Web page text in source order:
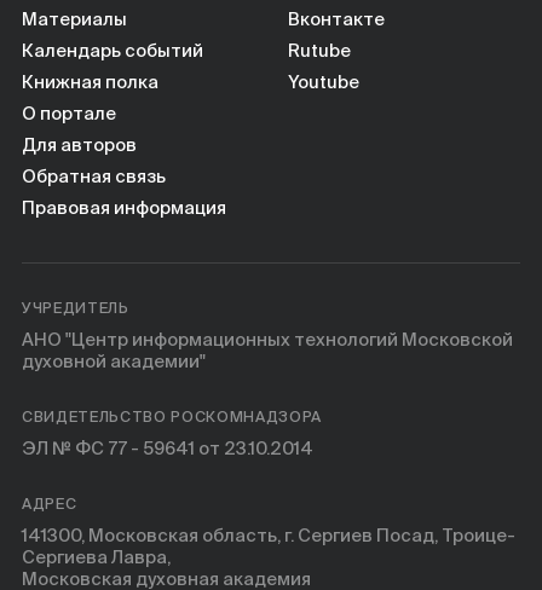
Материалы
Календарь событий
Книжная полка
О портале
Для авторов
Обратная связь
Правовая информация
Вконтакте
Rutube
Youtube
УЧРЕДИТЕЛЬ
АНО "Центр информационных технологий Московской
духовной академии"
СВИДЕТЕЛЬСТВО РОСКОМНАДЗОРА
ЭЛ № ФС 77 - 59641 от 23.10.2014
АДРЕС
141300, Московская область, г. Сергиев Посад, Троице-
Сергиева Лавра,
Московская духовная академия